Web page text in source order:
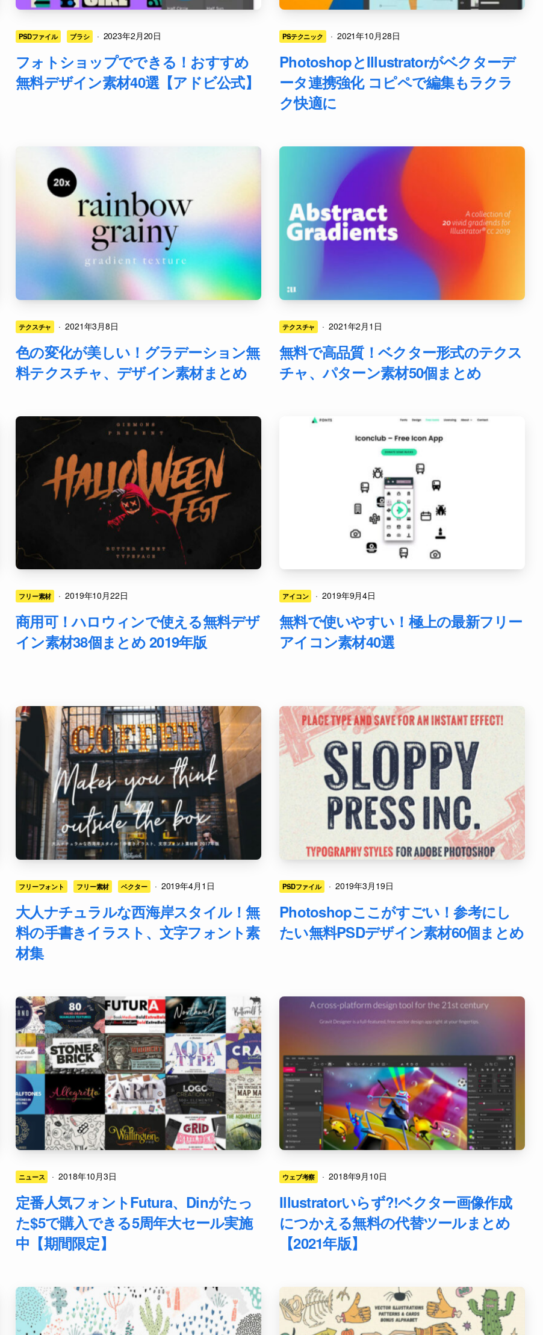
PSDファイル ブラシ · 2023年2月20日
フォトショップでできる！おすすめ
無料デザイン素材40選【アドビ公式】
PSテクニック · 2021年10月28日
PhotoshopとIllustratorがベクターデ
ータ連携強化 コピペで編集もラクラ
ク快適に
テクスチャ · 2021年3月8日
色の変化が美しい！グラデーション無
料テクスチャ、デザイン素材まとめ
テクスチャ · 2021年2月1日
無料で高品質！ベクター形式のテクス
チャ、パターン素材50個まとめ
フリー素材 · 2019年10月22日
商用可！ハロウィンで使える無料デザ
イン素材38個まとめ 2019年版
アイコン · 2019年9月4日
無料で使いやすい！極上の最新フリー
アイコン素材40選
フリーフォント フリー素材 ベクター · 2019年4月1日
大人ナチュラルな西海岸スタイル！無
料の手書きイラスト、文字フォント素
材集
PSDファイル · 2019年3月19日
Photoshopここがすごい！参考にし
たい無料PSDデザイン素材60個まとめ
ニュース · 2018年10月3日
定番人気フォントFutura、Dinがたっ
た$5で購入できる5周年大セール実施
中【期間限定】
ウェブ考察 · 2018年9月10日
Illustratorいらず?!ベクター画像作成
につかえる無料の代替ツールまとめ
【2021年版】